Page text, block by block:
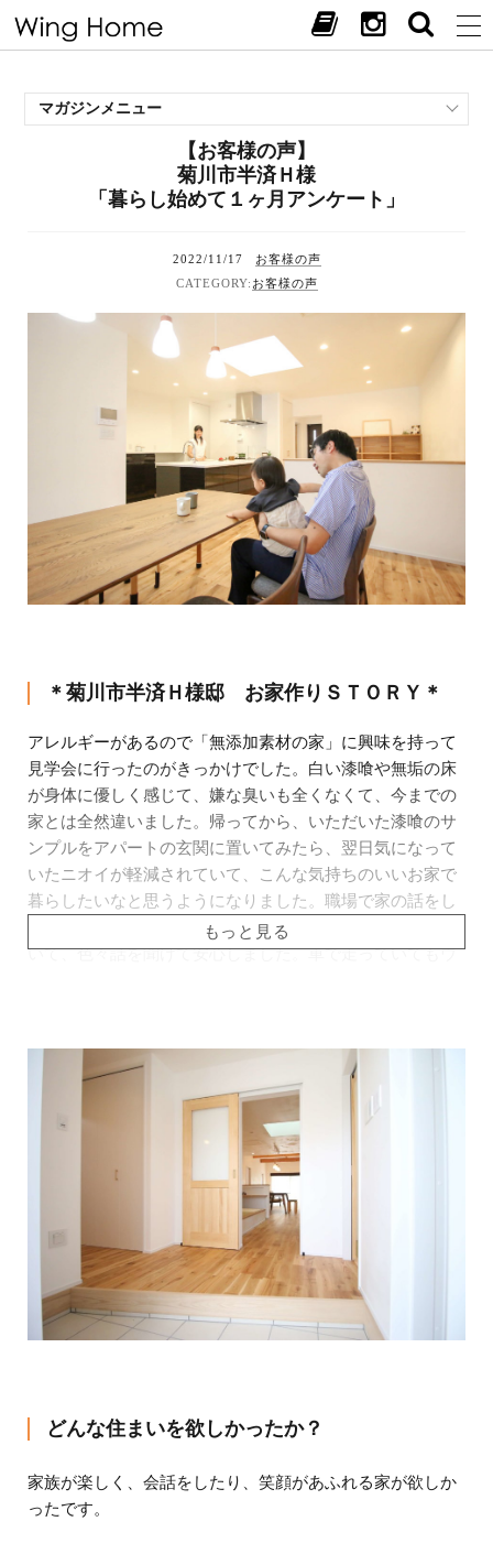
マガジンメニュー
見学会・イベント
オススメの土地
お施主様ブログ
【お客様の声】
菊川市半済Ｈ様
「暮らし始めて１ヶ月アンケート」
2022/11/17
お客様の声
お客様の声
＊菊川市半済Ｈ様邸 お家作りＳＴＯＲＹ＊
アレルギーがあるので「無添加素材の家」に興味を持って
見学会に行ったのがきっかけでした。白い漆喰や無垢の床
が身体に優しく感じて、嫌な臭いも全くなくて、今までの
家とは全然違いました。帰ってから、いただいた漆喰のサ
ンプルをアパートの玄関に置いてみたら、翌日気になって
いたニオイが軽減されていて、こんな気持ちのいいお家で
暮らしたいなと思うようになりました。職場で家の話をし
たら、なんと３人もウィングホームさんで家を建てた方が
いて、色々話を聞けて安心しました。車で走っていてもウ
が自分で駅まで行けるエリアが希望でした。担当の鈴木さ
んが私たちの理想を親身になって聞いてくれて、ぴったり
の土地を見つけてくれました。家族が一緒にいられる時は
濃密な時間にしたくて、とにかく家族が仲良くいられる間
取りを希望しました。出産と家づくりと仕事の忙しい時期
が重なってしまったので、なかなか時間を合わせるのは大
変でしたが、その分集中して家づくりについて話し合う時
間ができました。
どんな住まいを欲しかったか？
家族が楽しく、会話をしたり、笑顔があふれる家が欲しか
ったです。